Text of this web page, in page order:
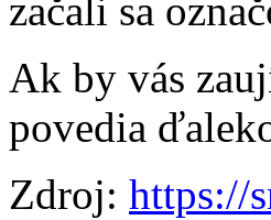
začali sa
Ak by vás
povedia
Zdroj: https://